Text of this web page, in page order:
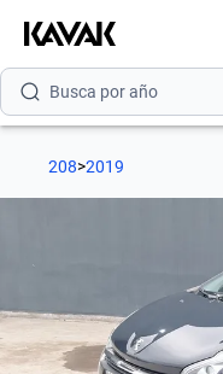
Busca por versión
Busca por año
208>2019